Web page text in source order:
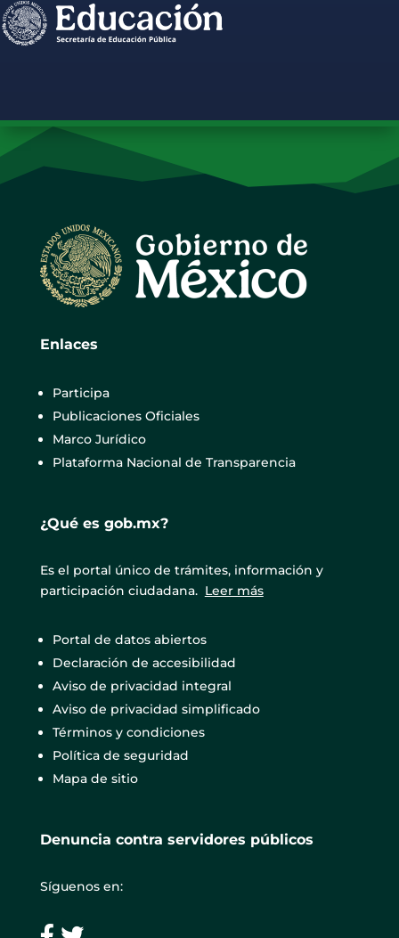
Enlaces
Participa
Publicaciones Oficiales
Marco Jurídico
Plataforma Nacional de Transparencia
¿Qué es gob.mx?
Es el portal único de trámites, información y
participación ciudadana. Leer más
Portal de datos abiertos
Declaración de accesibilidad
Aviso de privacidad integral
Aviso de privacidad simplificado
Términos y condiciones
Política de seguridad
Mapa de sitio
Denuncia contra servidores públicos
Síguenos en: